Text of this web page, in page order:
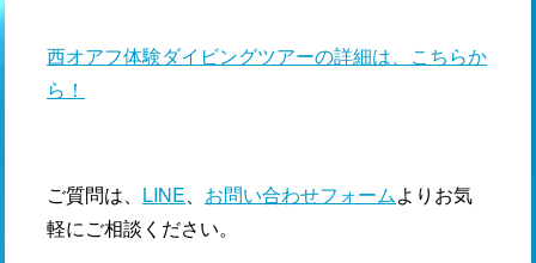
西オアフ体験ダイビングツアーの詳細は、こちらか
ら！
ご質問は、 LINE、 お問い合わせフォームよりお気
軽にご相談ください。